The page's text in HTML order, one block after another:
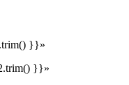
}}»
}}»